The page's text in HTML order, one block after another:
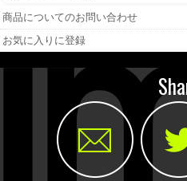
商品についてのお問い合わせ
お気に入りに登録